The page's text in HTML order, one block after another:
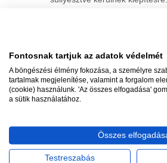
falicsatlakozót
Fontosnak tartjuk az adatok védelmét
A böngészési élmény fokozása, a személyre
tartalmak megjelenítése, valamint a forgalom
(cookie) használunk. 'Az összes elfogadása'
a sütik használatához.
Összes
Testreszabás